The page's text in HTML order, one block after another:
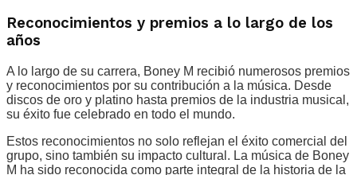
Reconocimientos y premios a lo largo de los
años
A lo largo de su carrera, Boney M recibió numerosos premios
y reconocimientos por su contribución a la música. Desde
discos de oro y platino hasta premios de la industria musical,
su éxito fue celebrado en todo el mundo.
Estos reconocimientos no solo reflejan el éxito comercial del
grupo, sino también su impacto cultural. La música de Boney
M ha sido reconocida como parte integral de la historia de la